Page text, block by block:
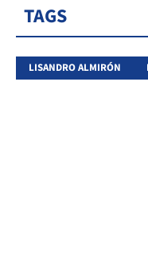
TAGS
LISANDRO ALMIRÓN